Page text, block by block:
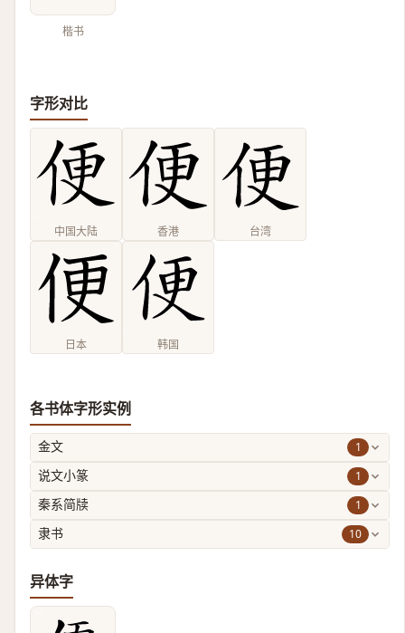
楷书
字形对比
中国大陆 香港 台湾
日本 韩国
各书体字形实例
金文 1
说文小篆 1
秦系简牍 1
隶书 10
异体字